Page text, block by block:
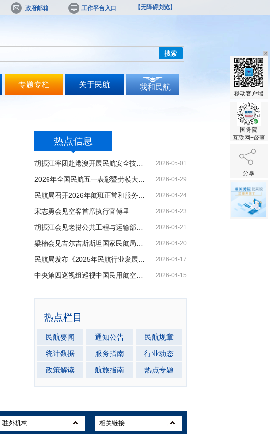
政府邮箱 工作平台入口 【无障碍浏览】
搜索
专题专栏 关于民航 我和民航
热点信息
2026-05-01
2026-04-29
2026-04-24
宋志勇会见空客首席执行官傅里 2026-04-23
2026-04-21
2026-04-20
2026-04-17
2026-04-15
热点栏目
民航要闻 通知公告
民航规章
统计数据
服务指南
行业动态
政策解读
航旅指南 热点专题
移动客户端
国务院
互联网+督查
分享